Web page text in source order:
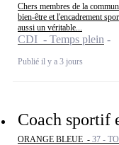
Chers membres de la
bien-être et l'encadrement
aussi un véritable...
CDI - Temps plein
Publié il y a 3 jours
Coach sportif
ORANGE BLEUE - 37 -